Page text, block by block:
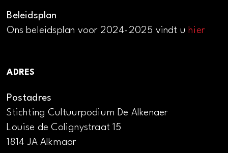
Beleidsplan
Ons beleidsplan voor 2024-2025 vindt u hier
ADRES
Postadres
Stichting Cultuurpodium De Alkenaer
Louise de Colignystraat 15
1814 JA Alkmaar